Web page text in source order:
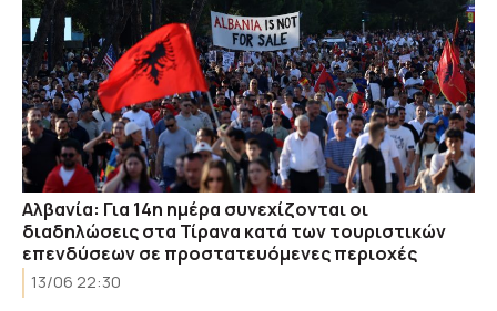
Αλβανία: Για 14η ημέρα συνεχίζονται οι
διαδηλώσεις στα Τίρανα κατά των τουριστικών
επενδύσεων σε προστατευόμενες περιοχές
13/06 22:30